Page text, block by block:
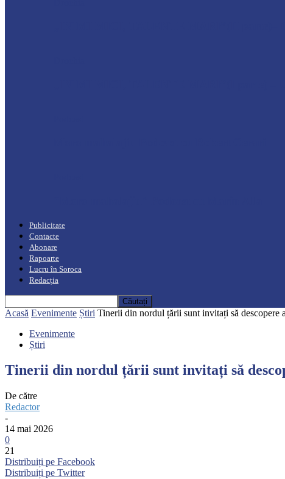
Publicitate
Contacte
Abonare
Rapoarte
Lucru în Soroca
Redacția
Acasă Evenimente Știri Tinerii din nordul țării sunt invitați să descopere
Evenimente
Știri
Tinerii din nordul țării sunt invitați să
De către
Redactor
-
14 mai 2026
0
21
Distribuiți pe Facebook
Distribuiți pe Twitter